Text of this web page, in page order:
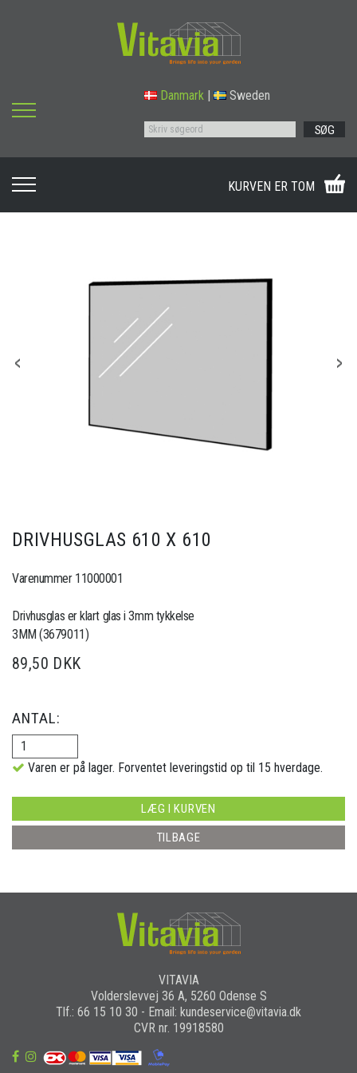
Danmark Sweden
SØG
KURVEN ER TOM
DRIVHUSGLAS 610 X 610
Varenummer 11000001
Drivhusglas er klart glas i 3mm tykkelse
3MM (3679011)
89,50 DKK
ANTAL:
Varen er på lager. Forventet leveringstid op til 15 hverdage.
LÆG I KURVEN
TILBAGE
VITAVIA
Volderslevvej 36 A, 5260 Odense S
Tlf.: 66 15 10 30 - Email: kundeservice@vitavia.dk
CVR nr. 19918580